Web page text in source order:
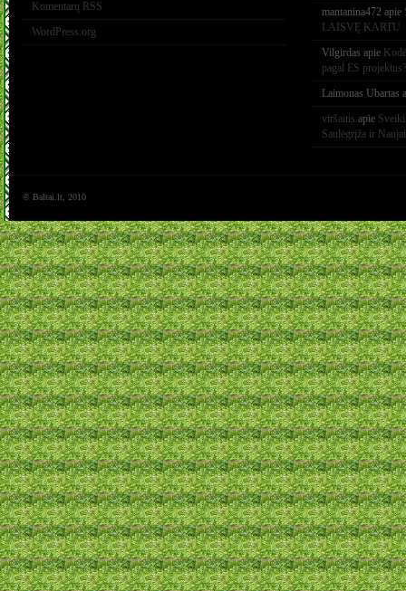
Komentarų RSS
WordPress.org
mantanina472 apie
LAISVĘ KARTU
Vilgirdas apie
pagal ES projektus?
Laimonas Ubartas
viršaitis apie
Saulėgrįža ir
© Baltai.lt, 2010